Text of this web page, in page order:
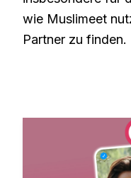
wie Muslimeet
Partner zu finden.